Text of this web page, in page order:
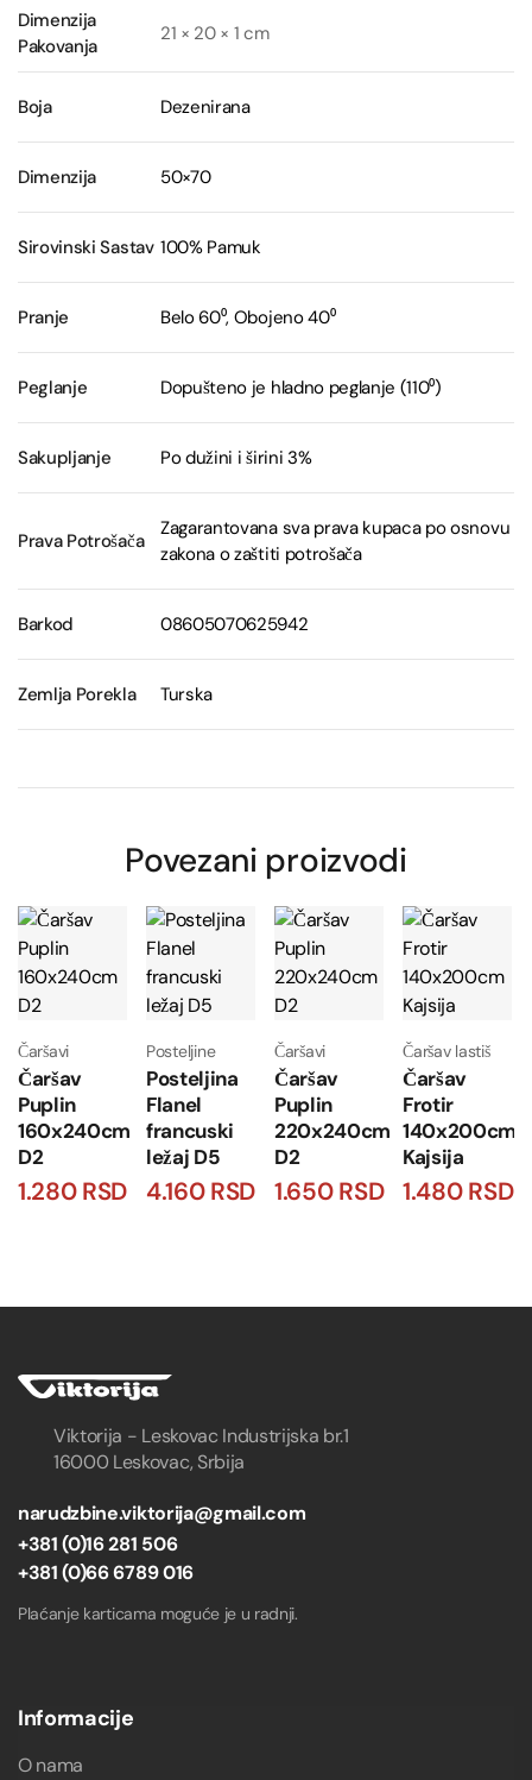
Dimenzija
Pakovanja
21 × 20 × 1 cm
Boja Dezenirana
Dimenzija 50×70
Sirovinski Sastav 100% Pamuk
Pranje Belo 60⁰, Obojeno 40⁰
Peglanje Dopušteno je hladno peglanje (110⁰)
Sakupljanje Po dužini i širini 3%
Prava Potrošača
Zagarantovana sva prava kupaca po osnovu
zakona o zaštiti potrošača
Barkod 08605070625942
Zemlja Porekla Turska
Povezani proizvodi
Čaršavi
Čaršav
Puplin
160x240cm
D2
1.280RSD
Posteljine
Posteljina
Flanel
francuski
ležaj D5
4.160RSD
Čaršavi
Čaršav
Puplin
220x240cm
D2
1.650RSD
Čaršav lastiš
Čaršav
Frotir
140x200cm
Kajsija
1.480RSD
Viktorija - Leskovac Industrijska br.1
16000 Leskovac, Srbija
narudzbine.viktorija@gmail.com
+381 (0)16 281 506
+381 (0)66 6789 016
Plaćanje karticama moguće je u radnji.
Informacije
O nama